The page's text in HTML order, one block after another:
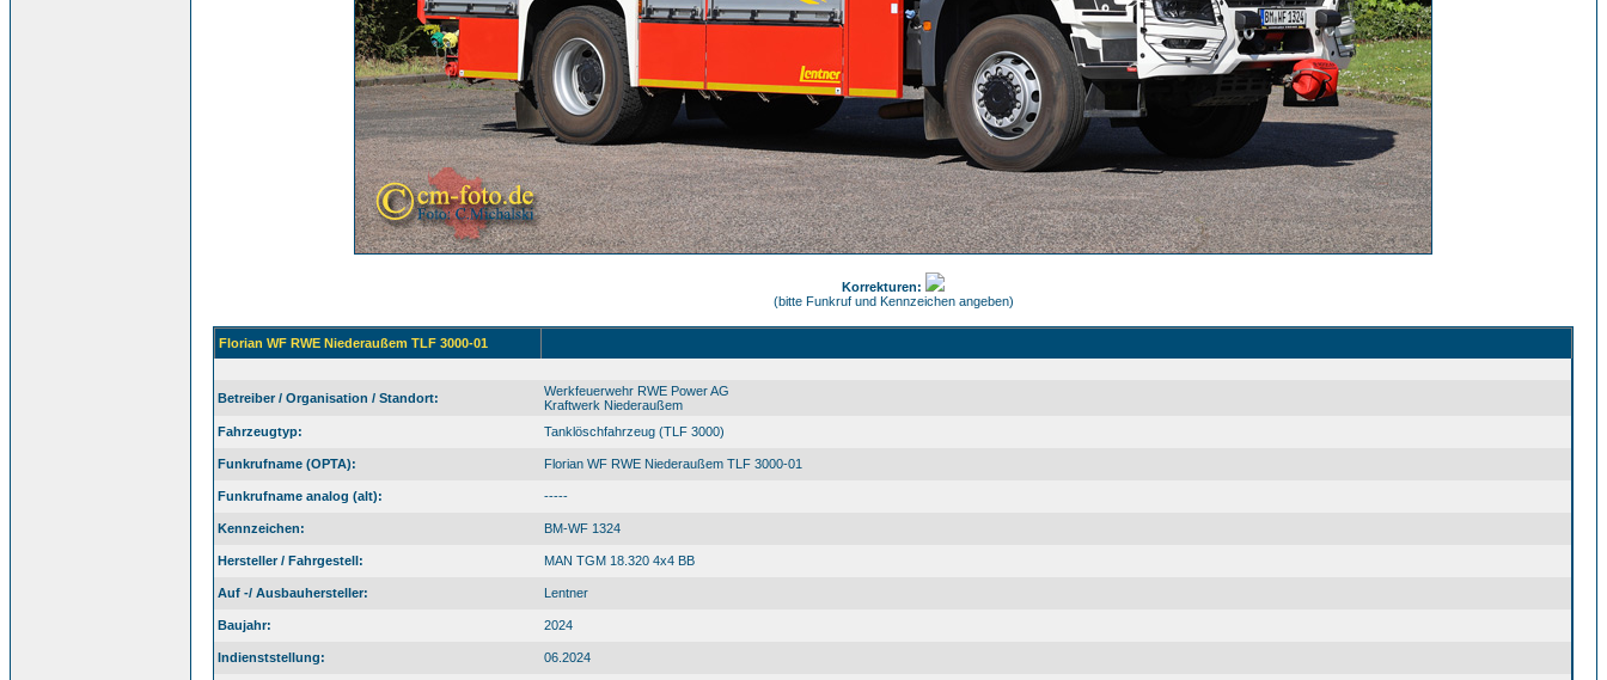
Korrekturen:
(bitte Funkruf und Kennzeichen angeben)
Florian WF RWE Niederaußem TLF 3000-01
Betreiber / Organisation / Standort:
Werkfeuerwehr RWE Power AG
Kraftwerk Niederaußem
Fahrzeugtyp:
Tanklöschfahrzeug (TLF 3000)
Funkrufname (OPTA): Florian WF RWE Niederaußem TLF 3000-01
Funkrufname analog (alt): -----
Kennzeichen: BM-WF 1324
Hersteller / Fahrgestell: MAN TGM 18.320 4x4 BB
Auf -/ Ausbauhersteller: Lentner
Baujahr: 2024
Indienststellung: 06.2024